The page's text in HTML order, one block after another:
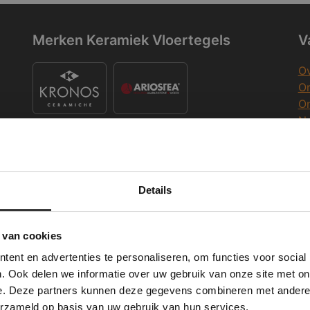
Details
cookies
en advertenties te personaliseren, om functies voor social
Ook delen we informatie over uw gebruik van onze site met
Deze partners kunnen deze gegevens combineren met
op basis van uw gebruik van hun services.
Merken Keramiek Vloertegels
Merken Keramiek Terrastegels
Merken Glasmozaïek
Deze website maakt gebruik van cookies.
gebruikt cookies om de gebruikerservaring te verbeteren. Door gebruik te
geeft u toestemming voor alle cookies in overeenstemming met ons
verder
ALLES ACCEPTEREN ALLES AFWIJZEN